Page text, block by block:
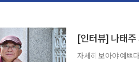
[인터뷰] 나태주
자세히 보아야 예쁘다.오래 보